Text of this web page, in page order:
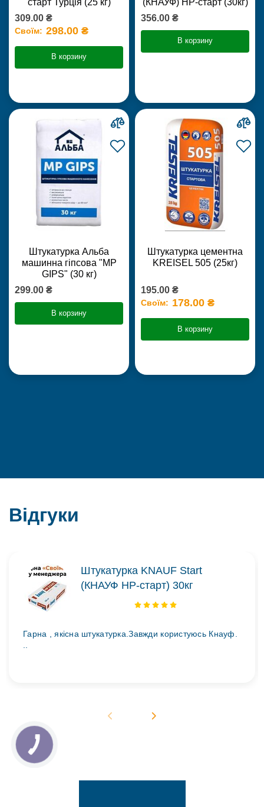
309.00 ₴
Своїм: 298.00 ₴
В корзину
356.00 ₴
В корзину
Штукатурка Альба
машинна гіпсова "MP
GIPS" (30 кг)
299.00 ₴
В корзину
Штукатурка цементна
KREISEL 505 (25кг)
195.00 ₴
Своїм: 178.00 ₴
В корзину
Відгуки
Штукатурка KNAUF Start
(КНАУФ НР-старт) 30кг
Гарна , якісна штукатурка.Завжди користуюсь Кнауф.
..